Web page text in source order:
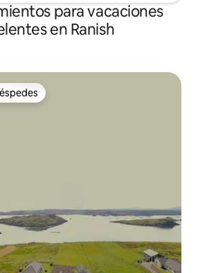
para vacaciones
en Ranish
preferido